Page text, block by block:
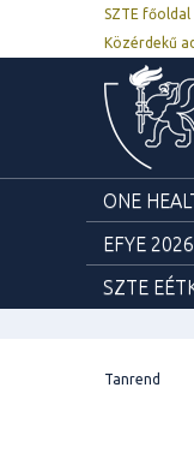
SZTE főoldal
Közérdekű
ONE
EFYE 2026
SZTE
Tanrend